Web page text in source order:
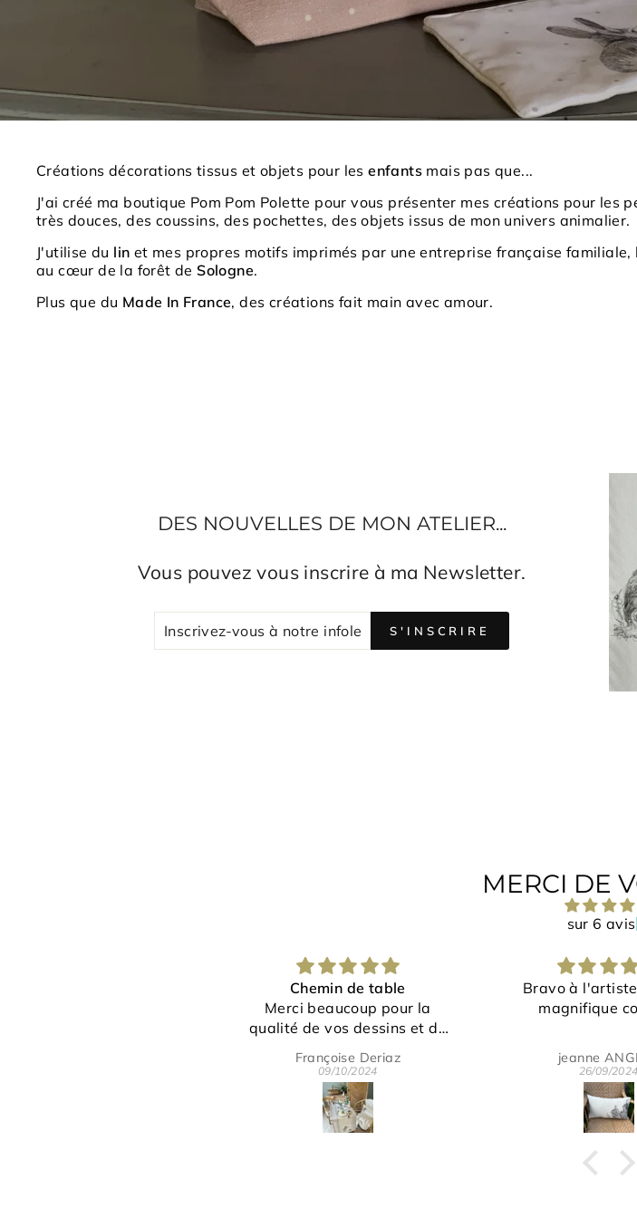
Créations décorations tissus et objets pour lesenfants mais pas que...
J'ai créé ma boutique Pom Pom Polette pour vous présenter mes créations pour
très douces, des coussins, des pochettes, des objets issus de mon univers animalier.
J'utilise du lin et mes propres motifs imprimés par une entreprise française familiale,
au cœur de la forêt de Sologne.
Plus que du Made In France, des créations fait main avec amour.
DES NOUVELLES DE MON ATELIER...
Vous pouvez vous inscrire à ma Newsletter.
VOUS
À
S'INSCRIRE
MERCI DE
sur 6 avis
Bravo à l'artiste pour ce
magnifique coussin.
jeanne ANGLES
26/09/2024
Super content
!
en regardant
tv.
J’ai adoré le
L’artiste est
travail est
C’était mon
mais pas le
Eric
24/07/